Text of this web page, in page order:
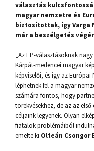
választás
magyar nemzetre és
biztosítottak, így Varga
már a beszélgetés
„Az EP-választásoknak
Kárpát-medencei magyar
képviselői, és így az
léphetnek fel a magyar
számára fontos, hogy
törekvésekhez, de az az
céljaink legyenek. Olyan
fiatalok problémáiból
emelte ki Olteán Csongor